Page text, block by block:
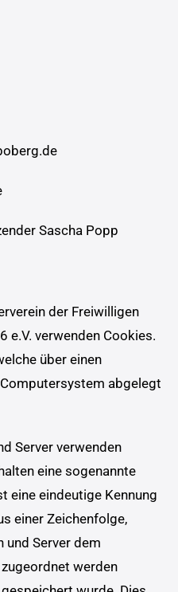
Sascha Popp
der Freiwilligen
e.V. verwenden Cookies.
über einen
abgelegt
Server verwenden
eine sogenannte
eine eindeutige Kennung
einer Zeichenfolge,
und Server dem
werden